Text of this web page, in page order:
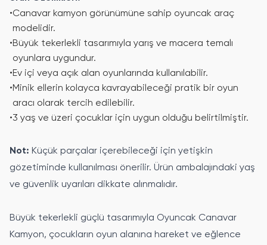
•Canavar kamyon görünümüne sahip oyuncak araç
modelidir.
•Büyük tekerlekli tasarımıyla yarış ve macera temalı
oyunlara uygundur.
•Ev içi veya açık alan oyunlarında kullanılabilir.
•Minik ellerin kolayca kavrayabileceği pratik bir oyun
aracı olarak tercih edilebilir.
•3 yaş ve üzeri çocuklar için uygun olduğu belirtilmiştir.
Not: Küçük parçalar içerebileceği için yetişkin
gözetiminde kullanılması önerilir. Ürün ambalajındaki yaş
ve güvenlik uyarıları dikkate alınmalıdır.
Büyük tekerlekli güçlü tasarımıyla Oyuncak Canavar
Kamyon, çocukların oyun alanına hareket ve eğlence